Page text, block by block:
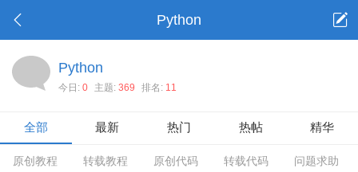
Python
Python
今日: 0 主题: 369 排名: 11
全部 最新 热门 热帖 精华
原创教程 转载教程 原创代码 转载代码 问题求助